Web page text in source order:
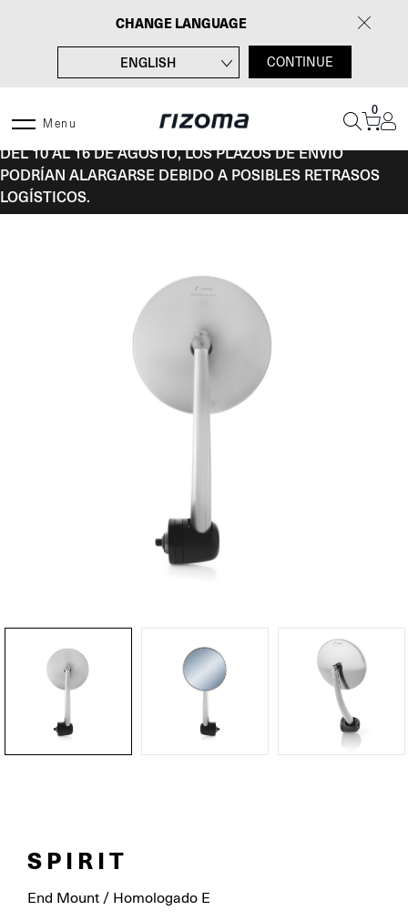
contenido
CHANGE LANGUAGE
ENGLISH
DEUTSCH
ITALIANO
CONTINUE
Menu
0
DEL 10 AL 16 DE AGOSTO, LOS PLAZOS DE ENVÍO
PODRÍAN ALARGARSE DEBIDO A POSIBLES RETRASOS
LOGÍSTICOS.
SPIRIT
End Mount / Homologado E